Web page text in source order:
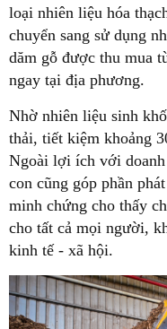
loại nhiên liệu hóa
chuyển sang sử dụng
dăm gỗ được thu mua
ngay tại địa phương.
Nhờ nhiên liệu sinh
thải, tiết kiệm khoảng
Ngoài lợi ích với
con cũng góp phần
minh chứng cho thấy
cho tất cả mọi người,
kinh tế - xã hội.